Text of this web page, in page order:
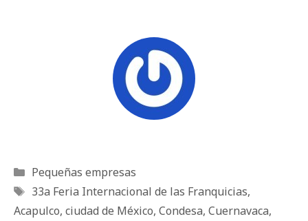
Categorías
Pequeñas empresas
Etiquetas
33a Feria Internacional de las Franquicias,
Acapulco, ciudad de México, Condesa, Cuernavaca,